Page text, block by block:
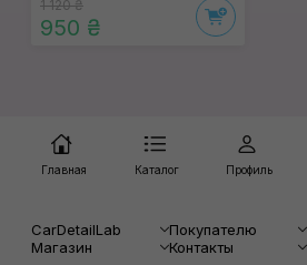
1 120 ₴
950 ₴
Главная Каталог Профиль
CarDetailLab Покупателю
Магазин
Контакты